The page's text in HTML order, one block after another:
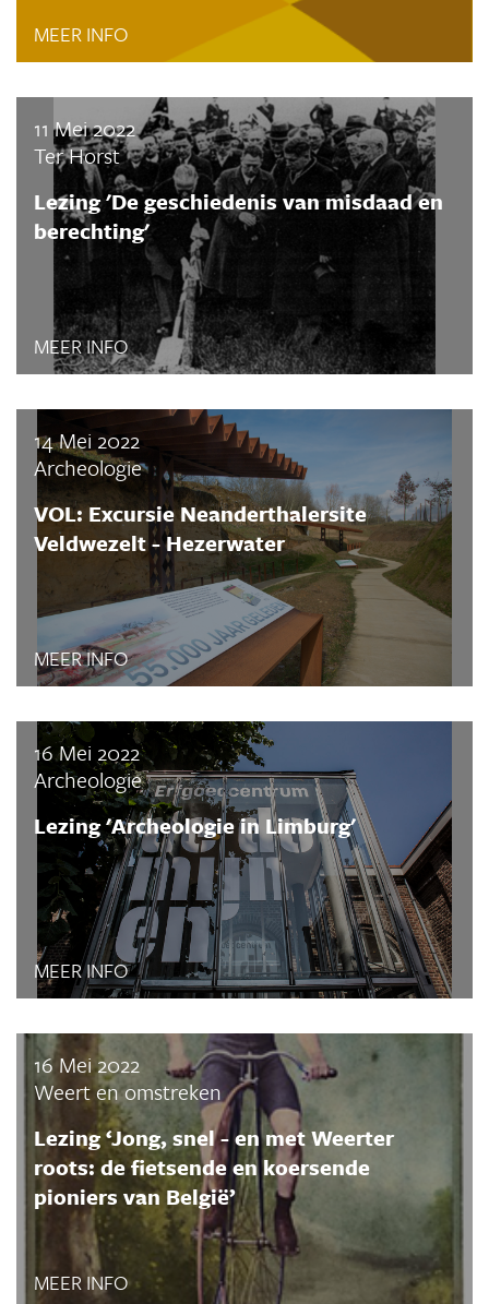
MEER INFO
11 Mei 2022
Ter Horst
Lezing 'De geschiedenis van misdaad en
berechting'
MEER INFO
14 Mei 2022
Archeologie
VOL: Excursie Neanderthalersite
Veldwezelt - Hezerwater
MEER INFO
16 Mei 2022
Archeologie
Lezing 'Archeologie in Limburg'
MEER INFO
16 Mei 2022
Weert en omstreken
Lezing ‘Jong, snel - en met Weerter
roots: de fietsende en koersende
pioniers van België’
MEER INFO